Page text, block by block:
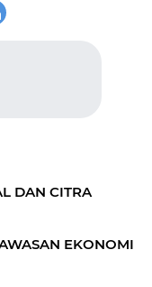
DAN CITRA
EKONOMI